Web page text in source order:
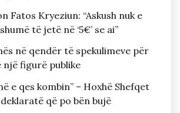
Fatos Kryeziun: “Askush nuk e
të jetë në ‘5€’ se ai”
në qendër të spekulimeve për
një figurë publike
e qes kombin” – Hoxhë Shefqet
që po bën bujë